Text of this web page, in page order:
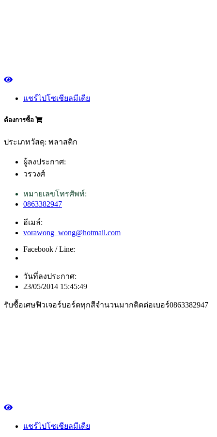
แชร์ไปโซเชียลมีเดีย
ต้องการซื้อ
ประเภทวัสดุ: พลาสติก
ผู้ลงประกาศ:
วรวงศ์
หมายเลขโทรศัพท์:
0863382947
อีเมล์:
vorawong_wong@hotmail.com
Facebook / Line:
วันที่ลงประกาศ:
23/05/2014 15:45:49
รับซื้อเศษฟิวเจอร์บอร์ดทุกสีจำนวนมากติดต่อเบอร์0863382947
แชร์ไปโซเชียลมีเดีย